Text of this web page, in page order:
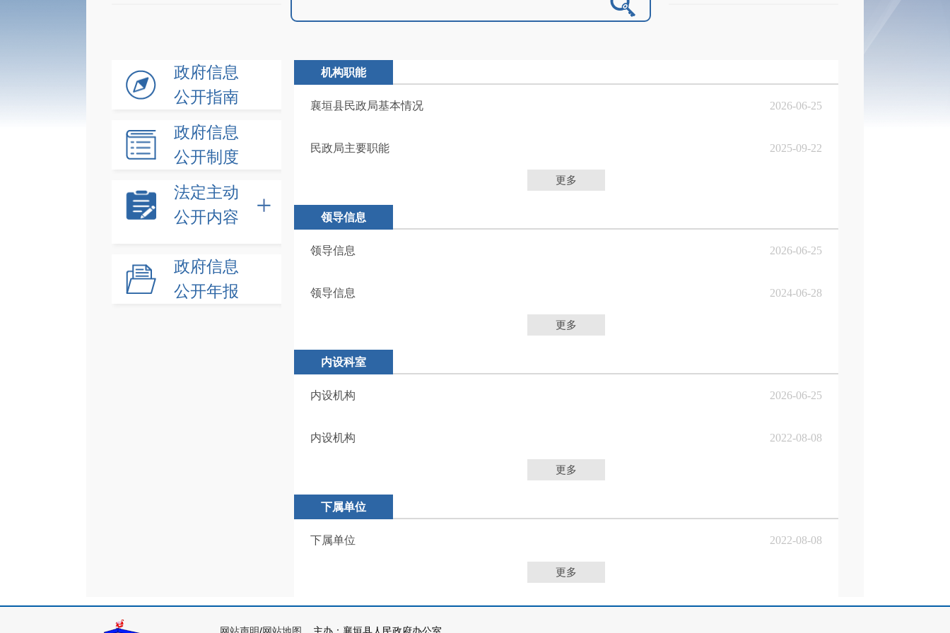
政府信息
公开指南
政府信息
公开制度
法定主动
公开内容
政府信息
公开年报
机构职能
襄垣县民政局基本情况 2026-06-25
民政局主要职能 2025-09-22
更多
领导信息
领导信息 2026-06-25
领导信息 2024-06-28
更多
内设科室
内设机构 2026-06-25
内设机构 2022-08-08
更多
下属单位
下属单位 2022-08-08
更多